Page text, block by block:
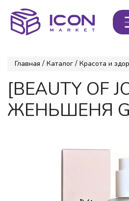
Главная / Каталог / Красота и
[BEAUTY OF
ЖЕНЬШЕНЯ